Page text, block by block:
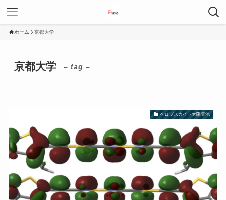
ホーム 京都大学
京都大学 – tag –
ペロブスカイト太陽電池